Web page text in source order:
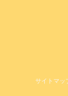
サイトマッ